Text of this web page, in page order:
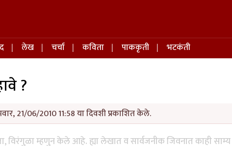
लेख चर्चा कविता पाककृती
भटकंती
?
21/06/2010 11:58 या दिवशी प्रकाशित केले.
म्हणुन केले आहे. ह्या लेखात व सार्वजनीक जिवनात काही